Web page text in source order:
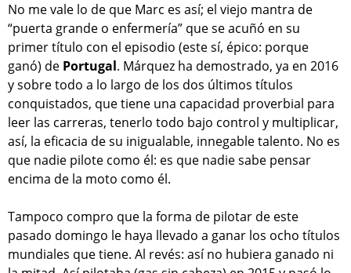
No me vale lo de que Marc es así; el viejo mantra de
“puerta grande o enfermería” que se acuñó en su
primer título con el episodio (este sí, épico: porque
ganó) de Portugal. Márquez ha demostrado, ya en 2016
y sobre todo a lo largo de los dos últimos títulos
conquistados, que tiene una capacidad proverbial para
leer las carreras, tenerlo todo bajo control y multiplicar,
así, la eficacia de su inigualable, innegable talento. No es
que nadie pilote como él: es que nadie sabe pensar
encima de la moto como él.
Tampoco compro que la forma de pilotar de este
pasado domingo le haya llevado a ganar los ocho títulos
mundiales que tiene. Al revés: así no hubiera ganado ni